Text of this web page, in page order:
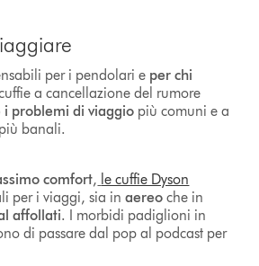
per i pendolari e per chi
a cancellazione del rumore
i problemi di viaggio più comuni e a
banali.
comfort, le cuffie Dyson
per i viaggi, sia inaereo che in
affollati. I morbidi padiglioni in
di passare dal pop al podcast per